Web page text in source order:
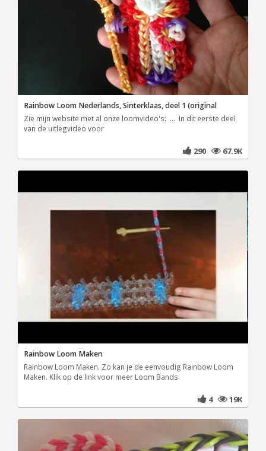
Rainbow Loom Nederlands, Sinterklaas, deel 1 (original
Zie mijn website met al onze loomvideo's: ... In dit eerste deel
van de uitlegvideo voor
290 67.9K
Rainbow Loom Maken
Rainbow Loom Maken. Zo kan je de eenvoudig Rainbow Loom
Maken. Klik op de link voor meer Loom Bands
4 19K